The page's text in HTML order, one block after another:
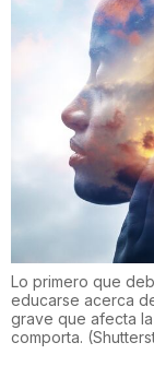
Lo primero que
educarse acerca
grave que afecta
comporta. (